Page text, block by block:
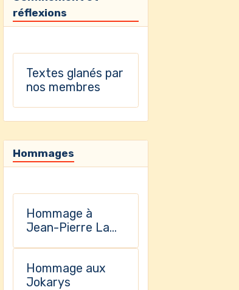
réflexions
Textes glanés par
nos membres
Hommages
Hommage à
Jean-Pierre La
Hommage aux
Jokarys